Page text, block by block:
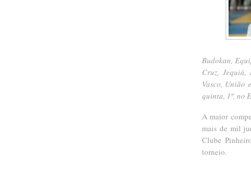
Budokan,
Cruz, Jequiá,
Vasco, União
quinta, 1º, no
A maior
mais de mil
Clube
torneio.